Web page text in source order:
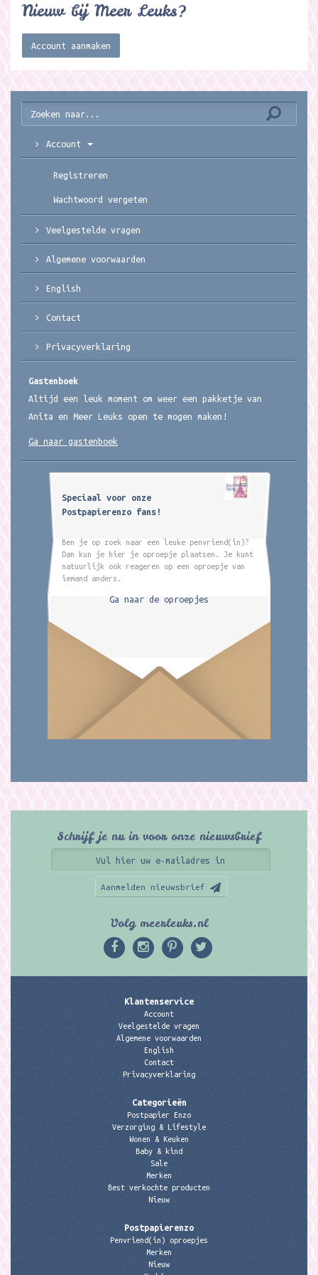
Nieuw bij Meer Leuks?
Account aanmaken
Account
Registreren
Wachtwoord vergeten
Veelgestelde vragen
Algemene voorwaarden
English
Contact
Privacyverklaring
Gastenboek
Altijd een leuk moment om weer een pakketje van
Anita en Meer Leuks open te mogen maken!
Ga naar gastenboek
Speciaal voor onze
Postpapierenzo fans!
Ben je op zoek naar een leuke penvriend(in)?
Dan kun je hier je oproepje plaatsen. Je kunt
natuurlijk ook reageren op een oproepje van
iemand anders.
Ga naar de oproepjes
Schrijf je nu in voor onze nieuwsbrief
Aanmelden nieuwsbrief
Volg meerleuks.nl
Klantenservice
Account
Veelgestelde vragen
Algemene voorwaarden
English
Contact
Privacyverklaring
Categorieën
Postpapier Enzo
Verzorging & Lifestyle
Wonen & Keuken
Baby & kind
Sale
Merken
Best verkochte producten
Nieuw
Postpapierenzo
Penvriend(in) oproepjes
Merken
Nieuw